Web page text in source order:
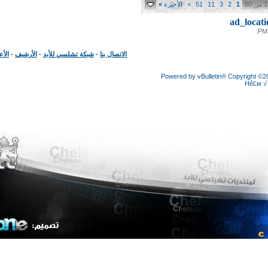
1
2
11
51
> الأخيرة»
الاتصال بنا- شبكة تشلسي للأبد -الأرشيف-الأعلى
Powered by vBulletin®